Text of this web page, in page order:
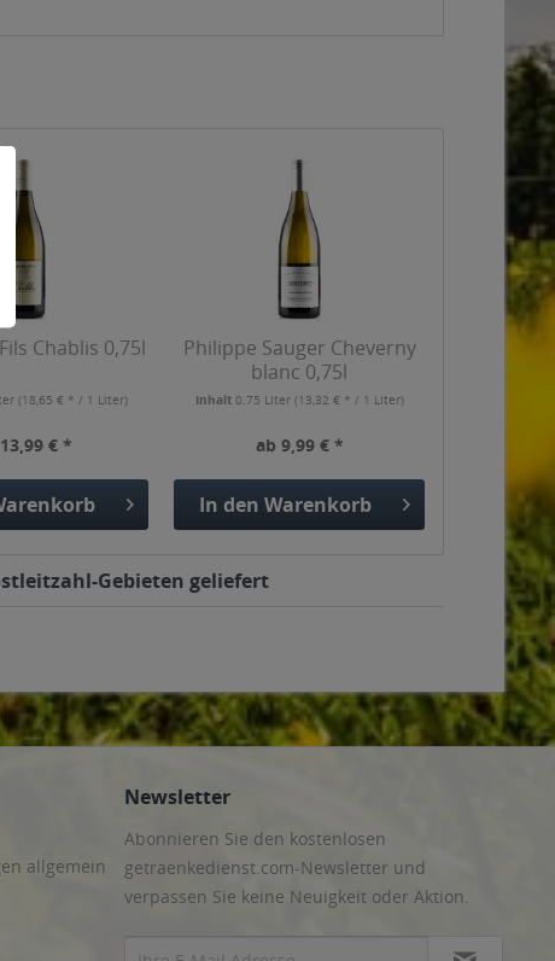
Chablis 0,75l
(18,65 € * / 1 Liter)
€ *
Philippe Sauger Cheverny
blanc 0,75l
Inhalt 0.75 Liter (13,32 € * / 1 Liter)
ab 9,99 € *
In den Warenkorb
Gebieten geliefert
allgemein
Newsletter
Abonnieren Sie den kostenlosen
getraenkedienst.com-Newsletter und
verpassen Sie keine Neuigkeit oder Aktion.